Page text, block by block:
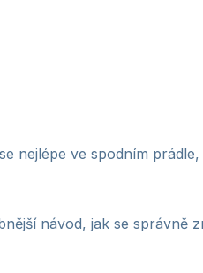
nejlépe ve spodním
návod, jak se správně